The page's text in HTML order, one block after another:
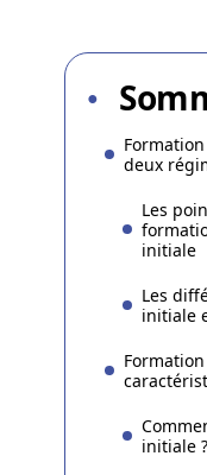
deux
Les
initiale
Les
initiale
initiale ?